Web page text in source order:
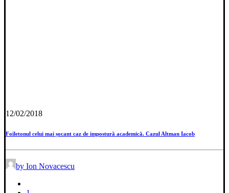
12/02/2018
Foiletonul celui mai șocant caz de impostură academică. Cazul Altman Iacob
by Ion Novacescu